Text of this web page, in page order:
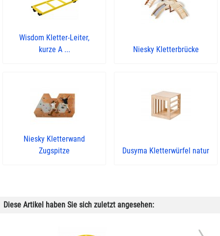
Wisdom Kletter-Leiter,
kurze A ...
Niesky Kletterbrücke
Niesky Kletterwand
Zugspitze
Dusyma Kletterwürfel natur
Diese Artikel haben Sie sich zuletzt angesehen: